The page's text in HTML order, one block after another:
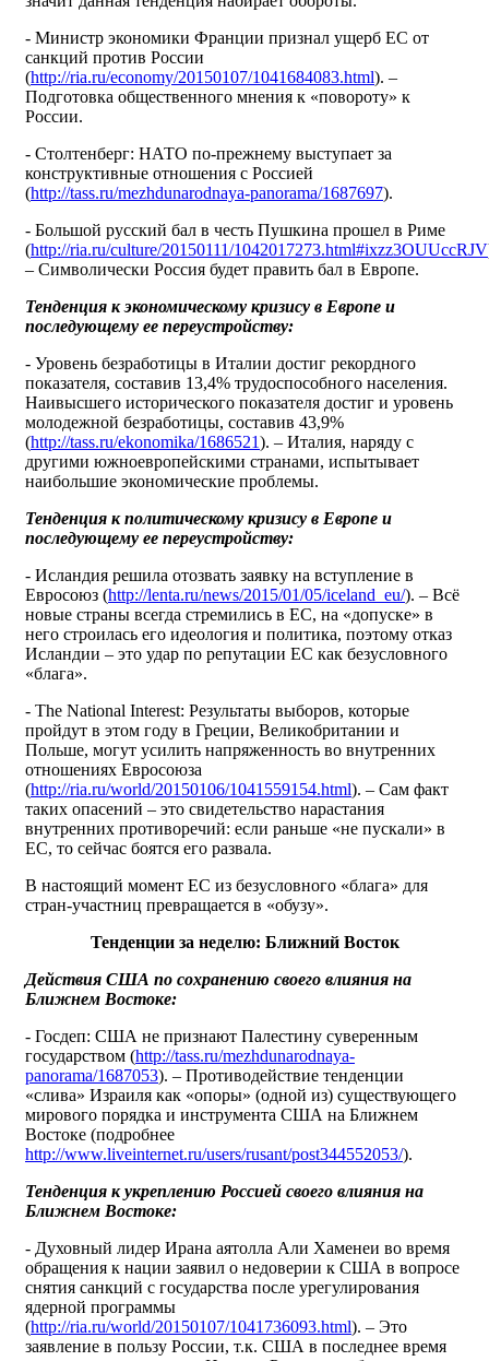
- Министр экономики Франции признал ущерб ЕС от
санкций против России
(http://ria.ru/economy/20150107/1041684083.html). –
Подготовка общественного мнения к «повороту» к
России.
- Столтенберг: НАТО по-прежнему выступает за
конструктивные отношения с Россией
(http://tass.ru/mezhdunarodnaya-panorama/1687697).
- Большой русский бал в честь Пушкина прошел в Риме
(http://ria.ru/culture/20150111/1042017273.html#ixzz3OUUccRJV
– Символически Россия будет править бал в Европе.
Тенденция к экономическому кризису в Европе и
последующему ее переустройству:
- Уровень безработицы в Италии достиг рекордного
показателя, составив 13,4% трудоспособного населения.
Наивысшего исторического показателя достиг и уровень
молодежной безработицы, составив 43,9%
(http://tass.ru/ekonomika/1686521). – Италия, наряду с
другими южноевропейскими странами, испытывает
наибольшие экономические проблемы.
Тенденция к политическому кризису в Европе и
последующему ее переустройству:
- Исландия решила отозвать заявку на вступление в
Евросоюз (http://lenta.ru/news/2015/01/05/iceland_eu/). – Всё
новые страны всегда стремились в ЕС, на «допуске» в
него строилась его идеология и политика, поэтому отказ
Исландии – это удар по репутации ЕС как безусловного
«блага».
- The National Interest: Результаты выборов, которые
пройдут в этом году в Греции, Великобритании и
Польше, могут усилить напряженность во внутренних
отношениях Евросоюза
(http://ria.ru/world/20150106/1041559154.html). – Сам факт
таких опасений – это свидетельство нарастания
внутренних противоречий: если раньше «не пускали» в
ЕС, то сейчас боятся его развала.
В настоящий момент ЕС из безусловного «блага» для
стран-участниц превращается в «обузу».
Тенденции за неделю: Ближний Восток
Действия США по сохранению своего влияния на
Ближнем Востоке:
- Госдеп: США не признают Палестину суверенным
государством (http://tass.ru/mezhdunarodnaya-
panorama/1687053). – Противодействие тенденции
«слива» Израиля как «опоры» (одной из) существующего
мирового порядка и инструмента США на Ближнем
Востоке (подробнее
http://www.liveinternet.ru/users/rusant/post344552053/).
Тенденция к укреплению Россией своего влияния на
Ближнем Востоке:
- Духовный лидер Ирана аятолла Али Хаменеи во время
обращения к нации заявил о недоверии к США в вопросе
снятия санкций с государства после урегулирования
ядерной программы
(http://ria.ru/world/20150107/1041736093.html). – Это
заявление в пользу России, т.к. США в последнее время